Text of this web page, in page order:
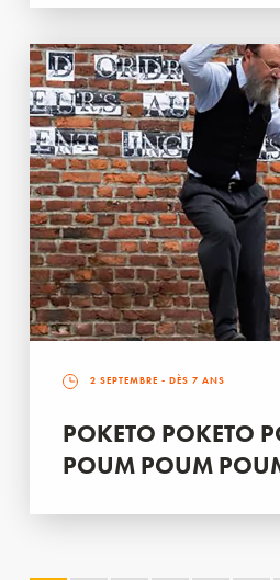
2 SEPTEMBRE - DÈS 7 ANS
POKETO POKETO
POUM POUM